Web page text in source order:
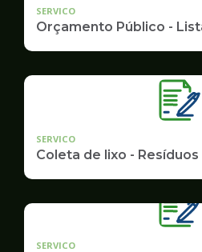
SERVICO
Orçamento Público -
SERVICO
Coleta de lixo -
SERVICO